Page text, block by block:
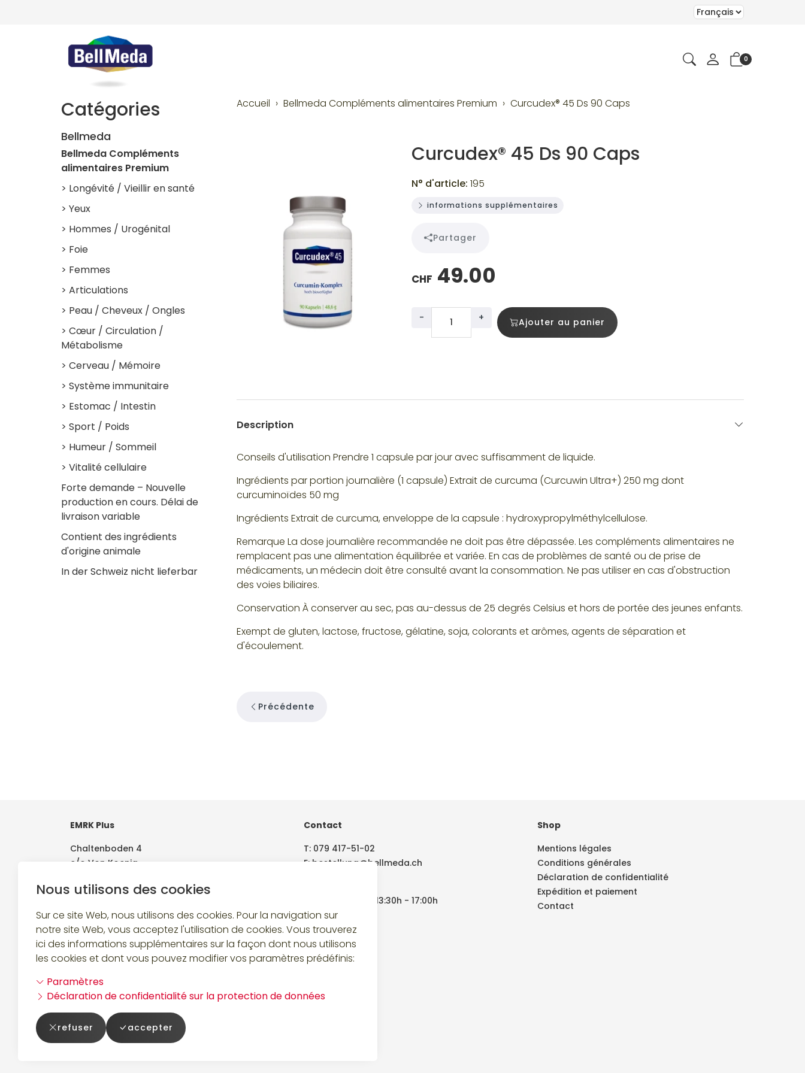
Nous utilisons des cookies
Sur ce site Web, nous utilisons des cookies. Pour la navigation sur
notre site Web, vous acceptez l'utilisation de cookies. Vous trouverez
ici des informations supplémentaires sur la façon dont nous utilisons
les cookies et dont vous pouvez modifier vos paramètres prédéfinis:
Paramètres
Déclaration de confidentialité sur la protection de données
refuser accepter
0
Accueil Bellmeda Compléments alimentaires Premium Curcudex® 45 Ds 90 Caps
Curcudex® 45 Ds 90 Caps
N° d'article: 195
informations supplémentaires
Partager
CHF 49.00
- + Ajouter au panier
Description
Conseils d'utilisation Prendre 1 capsule par jour avec suffisamment de liquide.
Ingrédients par portion journalière (1 capsule) Extrait de curcuma (Curcuwin Ultra+) 250 mg dont
curcuminoïdes 50 mg
Ingrédients Extrait de curcuma, enveloppe de la capsule : hydroxypropylméthylcellulose.
Remarque La dose journalière recommandée ne doit pas être dépassée. Les compléments alimentaires ne
remplacent pas une alimentation équilibrée et variée. En cas de problèmes de santé ou de prise de
médicaments, un médecin doit être consulté avant la consommation. Ne pas utiliser en cas d'obstruction
des voies biliaires.
Conservation À conserver au sec, pas au-dessus de 25 degrés Celsius et hors de portée des jeunes enfants.
Exempt de gluten, lactose, fructose, gélatine, soja, colorants et arômes, agents de séparation et
d'écoulement.
Précédente
Catégories
Bellmeda
Bellmeda Compléments
alimentaires Premium
> Longévité / Vieillir en santé
> Yeux
> Hommes / Urogénital
> Foie
> Femmes
> Articulations
> Peau / Cheveux / Ongles
> Cœur / Circulation /
Métabolisme
> Cerveau / Mémoire
> Système immunitaire
> Estomac / Intestin
> Sport / Poids
> Humeur / Sommeil
> Vitalité cellulaire
Forte demande – Nouvelle
production en cours. Délai de
livraison variable
Contient des ingrédients
d'origine animale
In der Schweiz nicht lieferbar
EMRK Plus
Chaltenboden 4
c/o Von Koenig
Contact
T: 079 417-51-02
E: bestellung@bellmeda.ch
08:00h - 12:00h | 13:30h - 17:00h
Shop
Mentions légales
Conditions générales
Déclaration de confidentialité
Expédition et paiement
Contact
Suivez-nous